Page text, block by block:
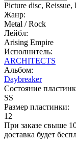
Picture disc, Reissue,
Жанр:
Metal / Rock
Лейбл:
Arising Empire
Исполнитель:
ARCHITECTS
Альбом:
Daybreaker
Состояние
SS
Размер пластинки:
12
При заказе свыше
доставка будет